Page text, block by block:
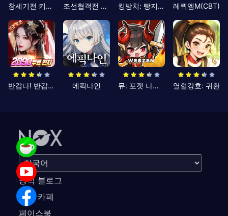
창세기전 키우기 조선협객전 클래식 킹방치: 빵지의 제왕 레퀴엠M(CBT)
반갑다! 반갑삼국지 에픽나인 뮤: 포켓 나이츠 열혈강호: 귀환
공식 블로그
공식 카페
페이스북